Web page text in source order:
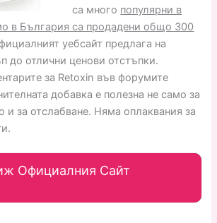
са много популярни в
в България са продадени общо 300
уебсайт предлага на
до отлични ценови отстъпки.
за Retoxin във форумите
добавка е полезна не само за
и за отслабване. Няма оплаквания за
Официалния Сайт